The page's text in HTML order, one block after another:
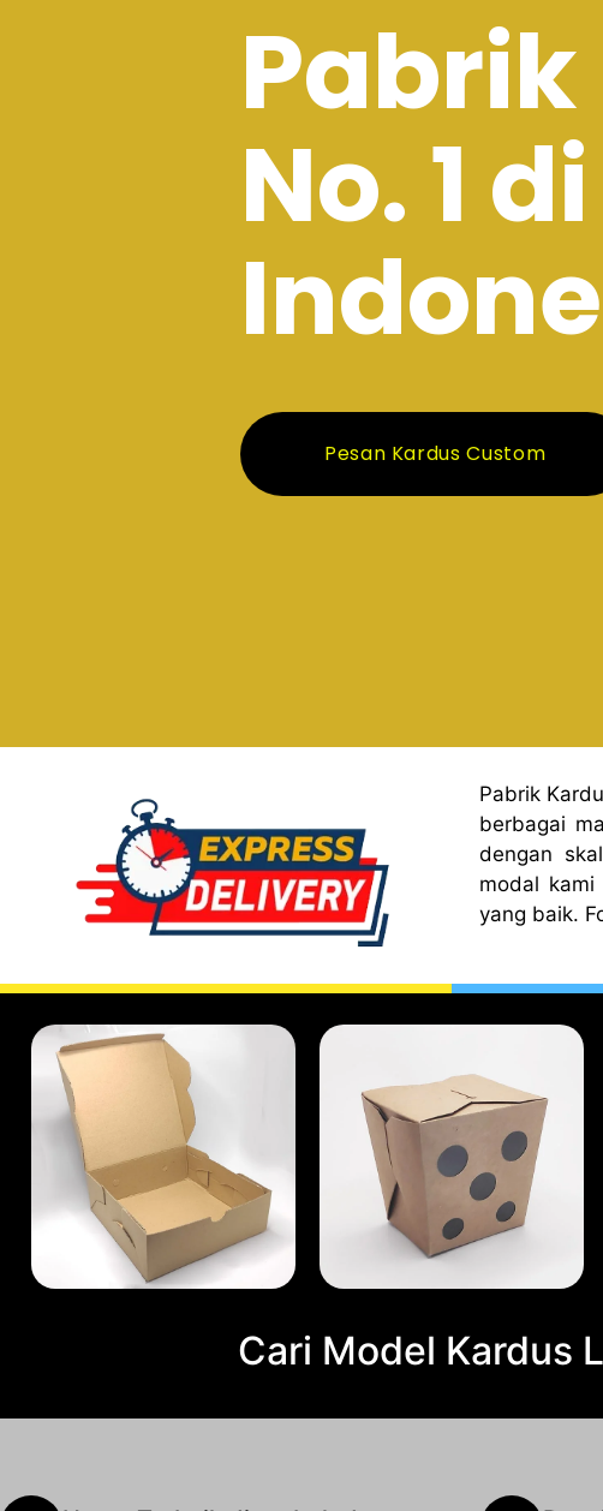
No. 1 di
Pesan Kardus Custom
Pabrik
berbagai
dengan
modal
yang baik.
Cari Model Kardus